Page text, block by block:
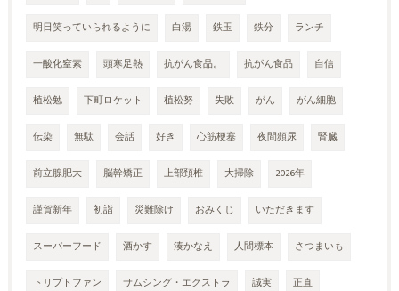
明日笑っていられるように 白湯 鉄玉 鉄分 ランチ
一酸化窒素 頭寒足熱 抗がん食品。 抗がん食品 自信
植松勉 下町ロケット 植松努 失敗 がん がん細胞
伝染 無駄 会話 好き 心筋梗塞 夜間頻尿 腎臓
前立腺肥大 脳幹矯正 上部頚椎 大掃除 2026年
謹賀新年 初詣 災難除け おみくじ いただきます
スーパーフード 酒かす 湊かなえ 人間標本 さつまいも
トリプトファン サムシング・エクストラ 誠実 正直